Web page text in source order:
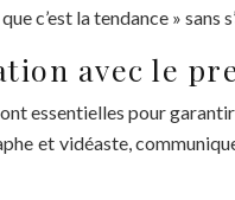
c’est la tendance » sans
avec le
essentielles pour
et vidéaste,